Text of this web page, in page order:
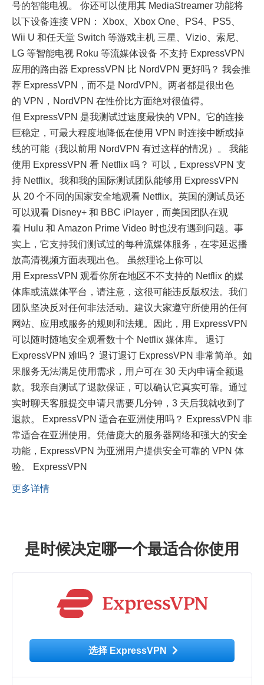
号的智能电视。 你还可以使用其 MediaStreamer 功能将
以下设备连接 VPN： Xbox、Xbox One、PS4、PS5、
Wii U 和任天堂 Switch 等游戏主机 三星、Vizio、索尼、
LG 等智能电视 Roku 等流媒体设备 不支持 ExpressVPN
应用的路由器 ExpressVPN 比 NordVPN 更好吗？ 我会推
荐 ExpressVPN，而不是 NordVPN。两者都是很出色
的 VPN，NordVPN 在性价比方面绝对很值得。
但 ExpressVPN 是我测试过速度最快的 VPN。它的连接
巨稳定，可最大程度地降低在使用 VPN 时连接中断或掉
线的可能（我以前用 NordVPN 有过这样的情况）。 我能
使用 ExpressVPN 看 Netflix 吗？ 可以，ExpressVPN 支
持 Netflix。我和我的国际测试团队能够用 ExpressVPN
从 20 个不同的国家安全地观看 Netflix。英国的测试员还
可以观看 Disney+ 和 BBC iPlayer，而美国团队在观
看 Hulu 和 Amazon Prime Video 时也没有遇到问题。事
实上，它支持我们测试过的每种流媒体服务，在零延迟播
放高清视频方面表现出色。 虽然理论上你可以
用 ExpressVPN 观看你所在地区不不支持的 Netflix 的媒
体库或流媒体平台，请注意，这很可能违反版权法。我们
团队坚决反对任何非法活动。建议大家遵守所使用的任何
网站、应用或服务的规则和法规。因此，用 ExpressVPN
可以随时随地安全观看数十个 Netflix 媒体库。 退订
ExpressVPN 难吗？ 退订退订 ExpressVPN 非常简单。如
果服务无法满足使用需求，用户可在 30 天内申请全额退
款。我亲自测试了退款保证，可以确认它真实可靠。通过
实时聊天客服提交申请只需要几分钟，3 天后我就收到了
退款。 ExpressVPN 适合在亚洲使用吗？ ExpressVPN 非
常适合在亚洲使用。凭借庞大的服务器网络和强大的安全
功能，ExpressVPN 为亚洲用户提供安全可靠的 VPN 体
验。 ExpressVPN
更多详情
是时候决定哪一个最适合你使用
选择 ExpressVPN